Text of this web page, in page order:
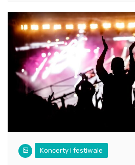
Koncerty i festiwale